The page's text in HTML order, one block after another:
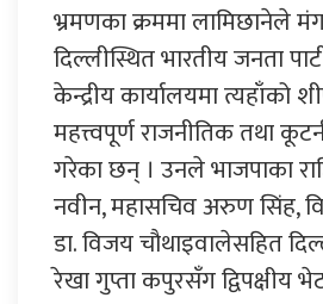
भ्रमणका क्रममा लामिछानेले
दिल्लीस्थित भारतीय जनता
केन्द्रीय कार्यालयमा त्यहाँको
महत्त्वपूर्ण राजनीतिक तथा
गरेका छन् । उनले भाजपाका
नवीन, महासचिव अरुण सिंह,
डा. विजय चौथाइवालेसहित
रेखा गुप्ता कपुरसँग द्विपक्षीय